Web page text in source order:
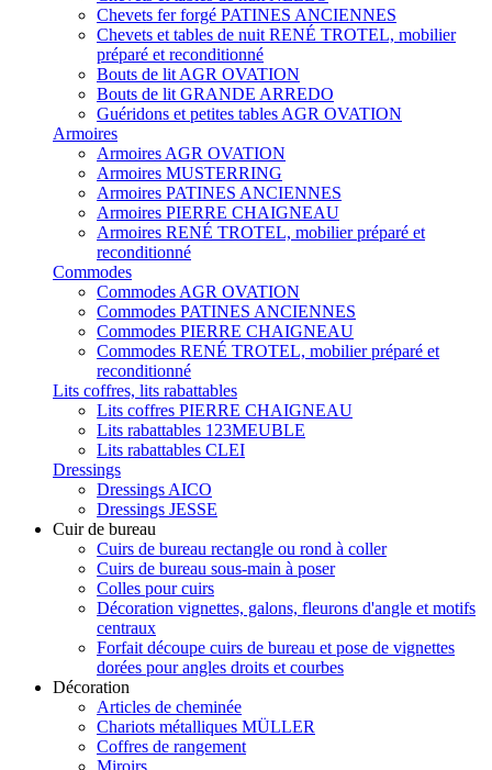
Chevets fer forgé PATINES ANCIENNES
Chevets et tables de nuit RENÉ TROTEL, mobilier
préparé et reconditionné
Bouts de lit AGR OVATION
Bouts de lit GRANDE ARREDO
Guéridons et petites tables AGR OVATION
Armoires
Armoires AGR OVATION
Armoires MUSTERRING
Armoires PATINES ANCIENNES
Armoires PIERRE CHAIGNEAU
Armoires RENÉ TROTEL, mobilier préparé et
reconditionné
Commodes
Commodes AGR OVATION
Commodes PATINES ANCIENNES
Commodes PIERRE CHAIGNEAU
Commodes RENÉ TROTEL, mobilier préparé et
reconditionné
Lits coffres, lits rabattables
Lits coffres PIERRE CHAIGNEAU
Lits rabattables 123MEUBLE
Lits rabattables CLEI
Dressings
Dressings AICO
Dressings JESSE
Cuir de bureau
Cuirs de bureau rectangle ou rond à coller
Cuirs de bureau sous-main à poser
Colles pour cuirs
Décoration vignettes, galons, fleurons d'angle et motifs
centraux
Forfait découpe cuirs de bureau et pose de vignettes
dorées pour angles droits et courbes
Décoration
Articles de cheminée
Chariots métalliques MÜLLER
Coffres de rangement
Miroirs